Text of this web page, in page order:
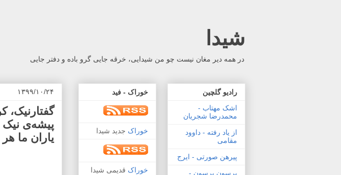
شیدا
در همه دیر مغان نیست چو من شیدایی، خرقه جایی گرو باده و دفتر جایی
۱۳۹۹/۱۰/۲۴
گفتارنيک،
پيشه‌ی نيک
ياران ما
رادیو گلچین
اشک مهتاب -
محمدرضا شجریان
از یاد رفته - داوود
مقامی
پیرهن صورتی - ایرج
پرسون پرسون -
خوراک - فید
خوراک جدید شیدا
خوراک قدیمی شیدا